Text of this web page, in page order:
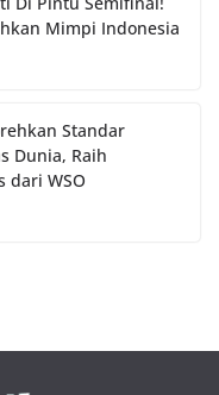
Mimpi Indonesia
Standar
Dunia, Raih
dari WSO